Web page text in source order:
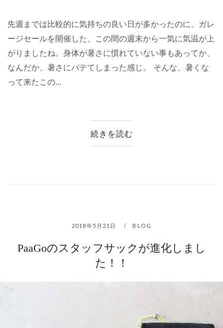
先週までは比較的に気持ちの良い日が多かったのに、ガレ
ージセールを開催した、この間の週末から一気に気温が上
がりましたね。身体が暑さに慣れていない事もあってか、
なんだか、暑さにバテてしまった感じ。 そんな、暑くな
って来たこの...
続きを読む
2018年5月21日 BLOG
PaaGoのスタッフサックが進化しまし
た！！